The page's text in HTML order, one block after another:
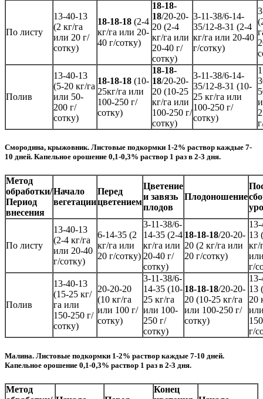
По листу
13-40-13
(2 кг/га
или 20 г/
сотку)
18-18-18 (2-4
кг/га или 20-
40 г/сотку)
18-18-
18/20-20-
20 (2-4
кг/га или
20-40 г/
сотку)
3-11-38/6-14-
35/12-8-31 (2-4
кг/га или 20-40
г/сотку)
Полив
13-40-13
(5-20 кг/га
или 50-
200 г/
сотку)
18-18-18 (10-
25кг/га или
100-250 г/
сотку)
18-18-
18/20-20-
20 (10-25
кг/га или
100-250 г/
сотку)
3-11-38/6-14-
35/12-8-31 (10-
25 кг/га или
100-250 г/
сотку)
Смородина, крыжовник. Листовые подкормки 1-2% раствор каждые 7-
10 дней. Капельное орошение 0,1-0,3% раствор 1 раз в 2-3 дня.
Метод
обработки/
Период
внесения
Начало
вегетации
Перед
цветением
Цветение
и завязь
плодов
Плодоношение
По листу
13-40-13
(2-4 кг/га
или 20-40
г/сотку)
6-14-35 (2
кг/га или
20 г/сотку)
3-11-38/6-
14-35 (2-4
кг/га или
20-40 г/
сотку)
18-18-18/20-20-
20 (2 кг/га или
20 г/сотку)
13
кг/
г/
Полив
13-40-13
(15-25 кг/
га или
150-250 г/
сотку)
20-20-20
(10 кг/га
или 100 г/
сотку)
3-11-38/6-
14-35 (10-
25 кг/га
или 100-
250 г/
сотку)
18-18-18/20-20-
20 (10-25 кг/га
или 100-250 г/
сотку)
13
20
г/
Малина. Листовые подкормки 1-2% раствор каждые 7-10 дней.
Капельное орошение 0,1-0,3% раствор 1 раз в 2-3 дня.
Метод
Конец